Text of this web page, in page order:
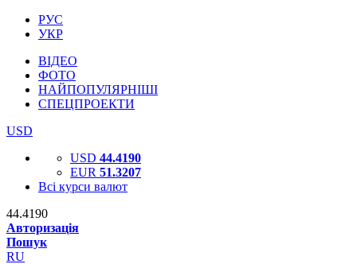
РУС
УКР
ВІДЕО
ФОТО
НАЙПОПУЛЯРНІШІ
СПЕЦПРОЕКТИ
USD
USD 44.4190
EUR 51.3207
Всі курси валют
44.4190
Авторизація
Пошук
RU